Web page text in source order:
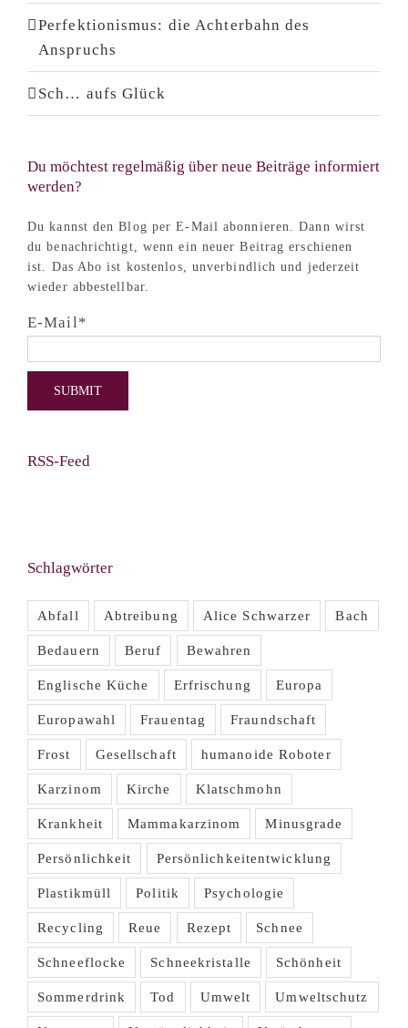
Perfektionismus: die Achterbahn des
Anspruchs
Sch… aufs Glück
Du möchtest regelmäßig über neue Beiträge informiert
werden?
Du kannst den Blog per E-Mail abonnieren. Dann wirst
du benachrichtigt, wenn ein neuer Beitrag erschienen
ist. Das Abo ist kostenlos, unverbindlich und jederzeit
wieder abbestellbar.
E-Mail*
RSS-Feed
Schlagwörter
Abfall Abtreibung Alice Schwarzer Bach
Bedauern Beruf Bewahren
Englische Küche Erfrischung Europa
Europawahl Frauentag Fraundschaft
Frost Gesellschaft humanoide Roboter
Karzinom Kirche Klatschmohn
Krankheit Mammakarzinom Minusgrade
Persönlichkeit Persönlichkeitentwicklung
Plastikmüll Politik Psychologie
Recycling Reue Rezept Schnee
Schneeflocke Schneekristalle Schönheit
Sommerdrink Tod Umwelt Umweltschutz